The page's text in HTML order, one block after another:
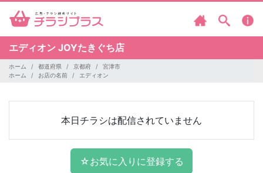
エディオン JOYたきぐち店
ホーム 都道府県 京都府
宮津市
ホーム
お店の名前 エディオン
本日チラシは配信されていません